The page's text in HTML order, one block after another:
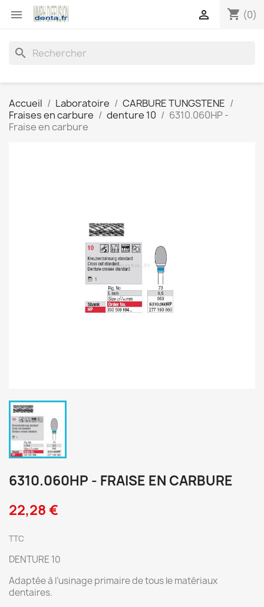
 shopping_cart (0)

search
Accueil Laboratoire
CARBURE TUNGSTENE
Fraises en carbure
denture 10
6310.060HP -
Fraise en carbure
6310.060HP - FRAISE EN CARBURE
22,28 €
TTC
DENTURE 10
Adaptée à l‘usinage primaire de tous le matériaux
dentaires.